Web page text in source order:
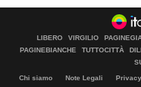
LIBERO VIRGILIO
PAGINEBIANCHE
TUTTOCITTÀ
Chi siamo Note Legali Privacy